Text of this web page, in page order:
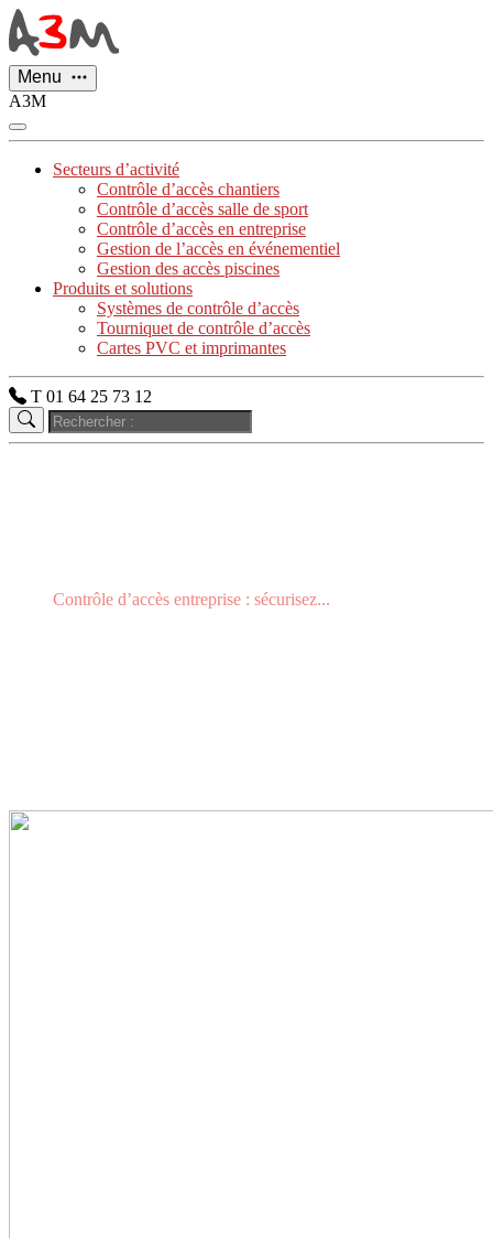
Menu
A3M
Secteurs d’activité
Contrôle d’accès chantiers
Contrôle d’accès salle de sport
Contrôle d’accès en entreprise
Gestion de l’accès en événementiel
Gestion des accès piscines
Produits et solutions
Systèmes de contrôle d’accès
Tourniquet de contrôle d’accès
Cartes PVC et imprimantes
T 01 64 25 73 12
Contrôle d’accès entreprise : sécurisez...
Panneau de gestion des cookies